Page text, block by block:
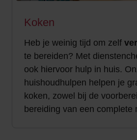
Koken
Heb je weinig tijd om zelf
te bereiden? Met
ook hiervoor hulp in huis.
huishoudhulpen helpen je
koken, zowel bij de
bereiding van een complete